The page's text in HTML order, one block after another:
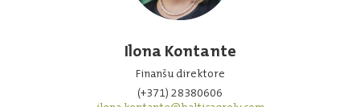
Ilona Kontante
Finanšu direktore
(+371) 28380606